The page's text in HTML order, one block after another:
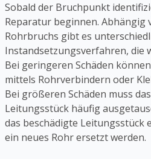
Sobald der Bruchpunkt
Reparatur beginnen. Abhängig
Rohrbruchs gibt es
Instandsetzungsverfahren, die
Bei geringeren Schäden
mittels Rohrverbindern oder
Bei größeren Schäden muss
Leitungsstück häufig
das beschädigte Leitungsstück
ein neues Rohr ersetzt werden.